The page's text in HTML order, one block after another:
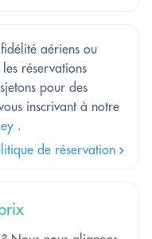
aériens ou
réservations
pour des
inscrivant à notre
.
de réservation